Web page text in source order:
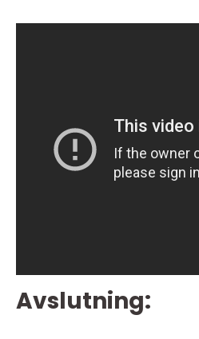
Avslutning: